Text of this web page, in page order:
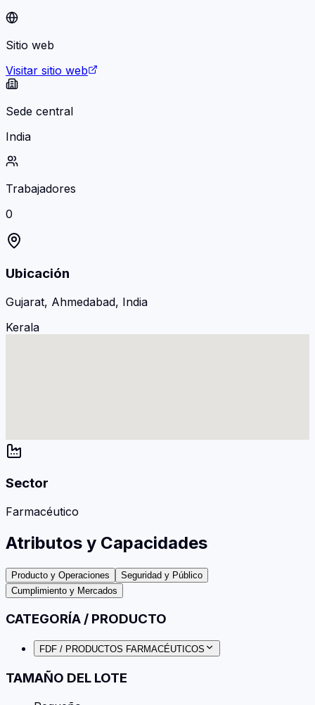
Sitio web
Visitar sitio web
Sede central
India
Trabajadores
0
Ubicación
Gujarat, Ahmedabad, India
Kerala
Sector
Farmacéutico
Atributos y Capacidades
Producto y Operaciones
Seguridad y Público
Cumplimiento y Mercados
CATEGORÍA / PRODUCTO
FDF / PRODUCTOS FARMACÉUTICOS
TAMAÑO DEL LOTE